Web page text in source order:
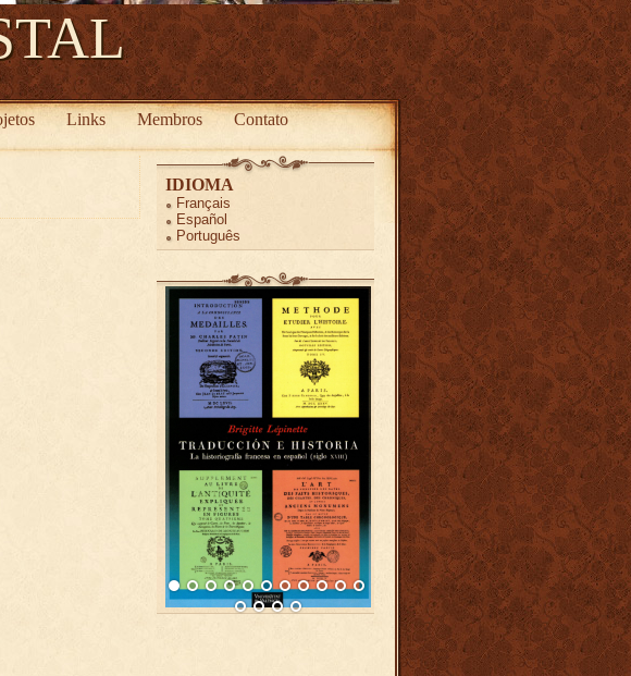
Links Membros Contato
IDIOMA
Français
Español
Português